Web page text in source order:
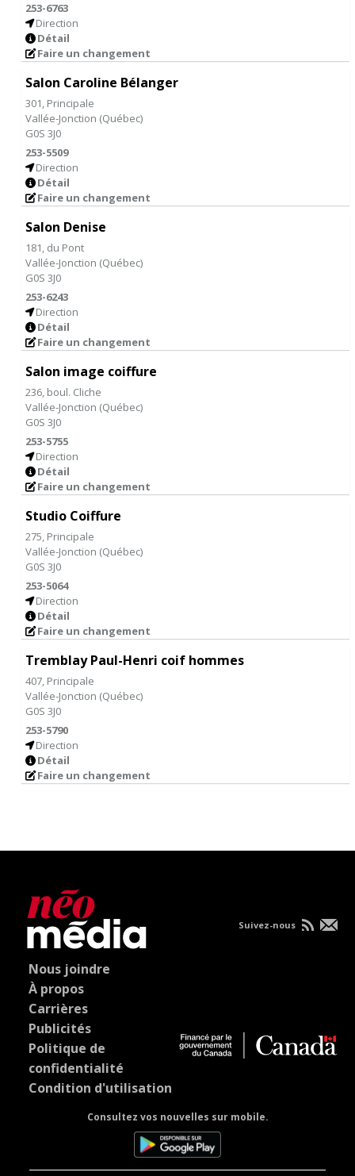
253-6763
Direction
Détail
Faire un changement
Salon Caroline Bélanger
301, Principale
Vallée-Jonction (Québec)
G0S 3J0
253-5509
Direction
Détail
Faire un changement
Salon Denise
181, du Pont
Vallée-Jonction (Québec)
G0S 3J0
253-6243
Direction
Détail
Faire un changement
Salon image coiffure
236, boul. Cliche
Vallée-Jonction (Québec)
G0S 3J0
253-5755
Direction
Détail
Faire un changement
Studio Coiffure
275, Principale
Vallée-Jonction (Québec)
G0S 3J0
253-5064
Direction
Détail
Faire un changement
Tremblay Paul-Henri coif hommes
407, Principale
Vallée-Jonction (Québec)
G0S 3J0
253-5790
Direction
Détail
Faire un changement
Nous joindre
À propos
Carrières
Publicités
Politique de
confidentialité
Condition d'utilisation
Consultez vos nouvelles sur mobile.
Suivez-nous